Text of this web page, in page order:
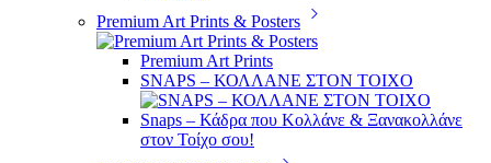
Premium Art Prints & Posters
Premium Art Prints
SNAPS – ΚΟΛΛΑΝΕ ΣΤΟΝ ΤΟΙΧΟ
Snaps – Κάδρα που Κολλάνε & Ξανακολλάνε
στον Τοίχο σου!